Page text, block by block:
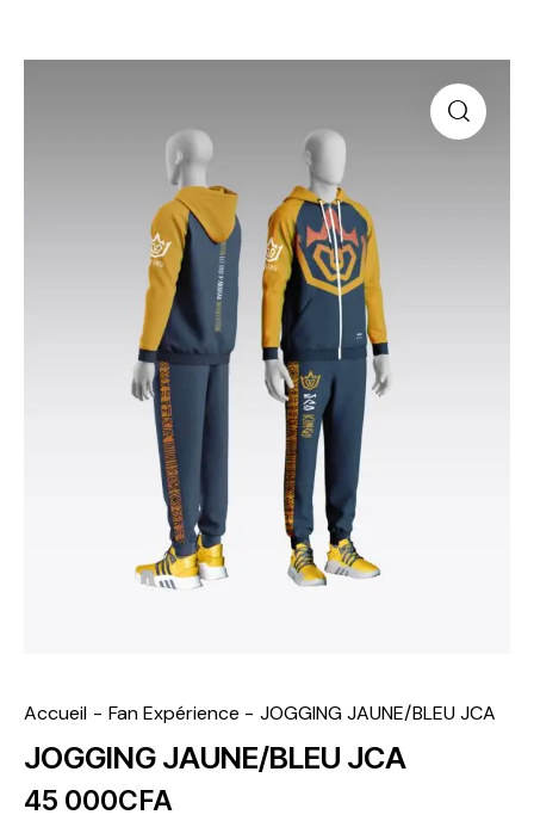
Accueil ​Fan Expérience JOGGING JAUNE/BLEU JCA
JOGGING JAUNE/BLEU JCA
45 000CFA